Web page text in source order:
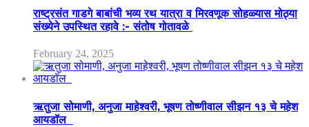
राष्ट्रसंत गाडगे बाबांची भव्य रथ यात्रा व मिरवणूक सोहळ्यास मोठ्या
संख्येने उपस्थित रहावे :- संतोष गोतावळे
February 24, 2025
ऋतुजा सोमाणी, अनुजा माहेश्वरी, भूषण तोष्णीवाल सीझन १३ चे महेश
आयडॉल